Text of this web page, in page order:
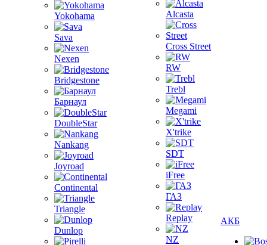
Yokohama
Sava
Nexen
Bridgestone
Барнаул
DoubleStar
Nankang
Joyroad
Continental
Triangle
Dunlop
Alcasta
Cross Street
RW
Trebl
Megami
X'trike
SDT
iFree
ГАЗ
Replay
NZ
АКБ